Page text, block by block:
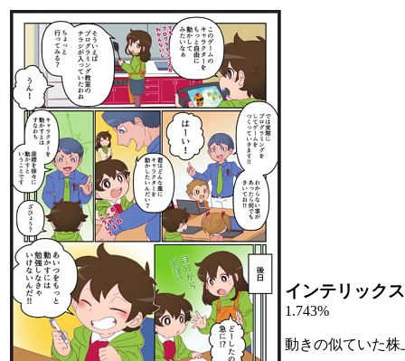
インテリック
1.743%
動きの似ていた